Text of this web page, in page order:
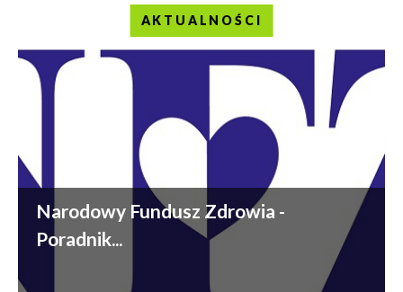
AKTUALNOŚCI
Narodowy Fundusz Zdrowia -
Poradnik...